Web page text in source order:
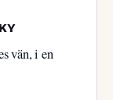
vän, i en